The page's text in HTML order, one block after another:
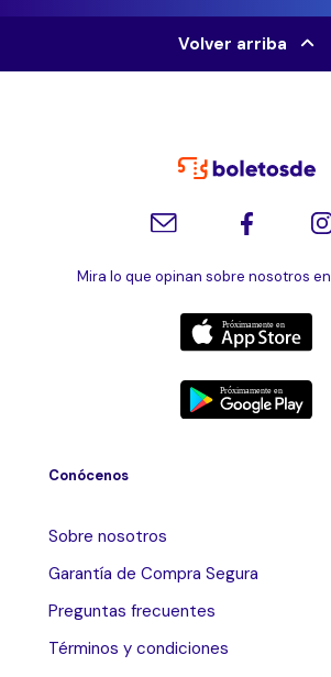
Volver arriba
Mira lo que opinan sobre nosotros en
Conócenos
Sobre nosotros
Garantía de Compra Segura
Preguntas frecuentes
Términos y condiciones